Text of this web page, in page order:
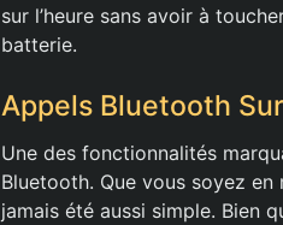
sur l’heure sans avoir à
batterie.
Appels Bluetooth
Une des fonctionnalités
Bluetooth. Que vous soyez en
jamais été aussi simple. Bien